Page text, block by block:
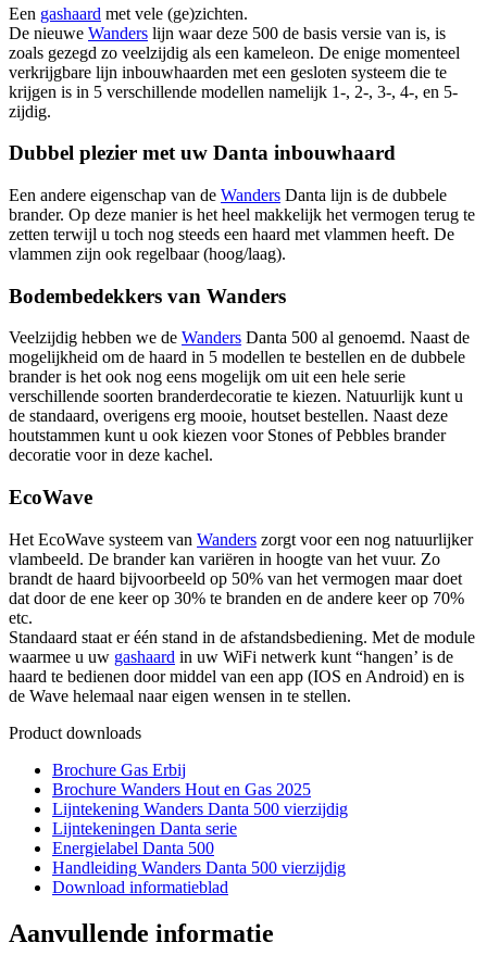
Een gashaard met vele (ge)zichten.
De nieuwe Wanders lijn waar deze 500 de basis versie van is, is
zoals gezegd zo veelzijdig als een kameleon. De enige momenteel
verkrijgbare lijn inbouwhaarden met een gesloten systeem die te
krijgen is in 5 verschillende modellen namelijk 1-, 2-, 3-, 4-, en 5-
zijdig.
Dubbel plezier met uw Danta inbouwhaard
Een andere eigenschap van de Wanders Danta lijn is de dubbele
brander. Op deze manier is het heel makkelijk het vermogen terug te
zetten terwijl u toch nog steeds een haard met vlammen heeft. De
vlammen zijn ook regelbaar (hoog/laag).
Bodembedekkers van Wanders
Veelzijdig hebben we de Wanders Danta 500 al genoemd. Naast de
mogelijkheid om de haard in 5 modellen te bestellen en de dubbele
brander is het ook nog eens mogelijk om uit een hele serie
verschillende soorten branderdecoratie te kiezen. Natuurlijk kunt u
de standaard, overigens erg mooie, houtset bestellen. Naast deze
houtstammen kunt u ook kiezen voor Stones of Pebbles brander
decoratie voor in deze kachel.
EcoWave
Het EcoWave systeem van Wanders zorgt voor een nog natuurlijker
vlambeeld. De brander kan variëren in hoogte van het vuur. Zo
brandt de haard bijvoorbeeld op 50% van het vermogen maar doet
dat door de ene keer op 30% te branden en de andere keer op 70%
etc.
Standaard staat er één stand in de afstandsbediening. Met de module
waarmee u uw gashaard in uw WiFi netwerk kunt “hangen’ is de
haard te bedienen door middel van een app (IOS en Android) en is
de Wave helemaal naar eigen wensen in te stellen.
Product downloads
Brochure Gas Erbij
Brochure Wanders Hout en Gas 2025
Lijntekening Wanders Danta 500 vierzijdig
Lijntekeningen Danta serie
Energielabel Danta 500
Handleiding Wanders Danta 500 vierzijdig
Download informatieblad
Aanvullende informatie